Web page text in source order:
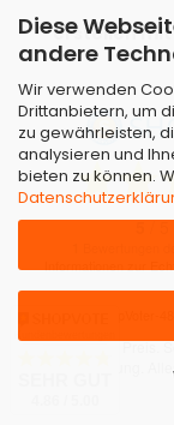
Diese
andere
Wir verwenden
Drittanbietern, um
zu gewährleisten,
analysieren und
bieten zu können.
erstellenmit